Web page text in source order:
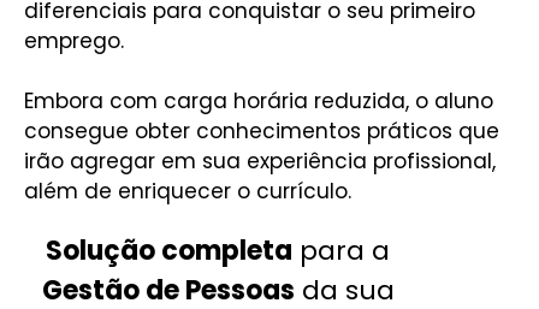
diferenciais para conquistar o seu primeiro
emprego.
Embora com carga horária reduzida, o aluno
consegue obter conhecimentos práticos que
irão agregar em sua experiência profissional,
além de enriquecer o currículo.
Solução completa para a
Gestão de Pessoas da sua